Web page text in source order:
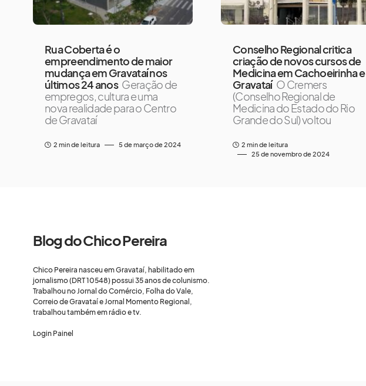
Rua Coberta é o
empreendimento de maior
mudança em Gravataí nos
últimos 24 anos Geração de
empregos, cultura e uma
nova realidade para o Centro
de Gravataí
2 min de leitura 5 de março de 2024
Conselho Regional critica
criação de novos cursos de
Medicina em Cachoeirinha e
Gravataí O Cremers
(Conselho Regional de
Medicina do Estado do Rio
Grande do Sul) voltou
2 min de leitura
25 de novembro de 2024
Blog do Chico Pereira
Chico Pereira nasceu em Gravataí, habilitado em
jornalismo (DRT 10548) possui 35 anos de colunismo.
Trabalhou no Jornal do Comércio, Folha do Vale,
Correio de Gravataí e Jornal Momento Regional,
trabalhou também em rádio e tv.
Login Painel